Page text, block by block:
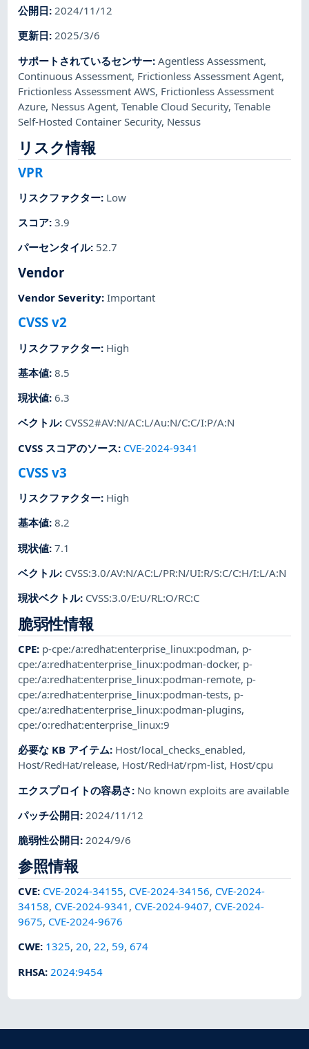
公開日:2024/11/12
更新日:2025/3/6
サポートされているセンサー:Agentless Assessment,
Continuous Assessment, Frictionless Assessment Agent,
Frictionless Assessment AWS, Frictionless Assessment
Azure, Nessus Agent,Tenable Cloud Security,Tenable
Self-Hosted Container Security, Nessus
リスク情報
VPR
リスクファクター: Low
スコア:3.9
パーセンタイル: 52.7
Vendor
Vendor Severity:Important
CVSS v2
リスクファクター: High
基本値:8.5
現状値:6.3
ベクトル: CVSS2#AV:N/AC:L/Au:N/C:C/I:P/A:N
CVSS スコアのソース: CVE-2024-9341
CVSS v3
リスクファクター: High
基本値:8.2
現状値:7.1
ベクトル: CVSS:3.0/AV:N/AC:L/PR:N/UI:R/S:C/C:H/I:L/A:N
現状ベクトル: CVSS:3.0/E:U/RL:O/RC:C
脆弱性情報
CPE: p-cpe:/a:redhat:enterprise_linux:podman, p-
cpe:/a:redhat:enterprise_linux:podman-docker, p-
cpe:/a:redhat:enterprise_linux:podman-remote, p-
cpe:/a:redhat:enterprise_linux:podman-tests, p-
cpe:/a:redhat:enterprise_linux:podman-plugins,
cpe:/o:redhat:enterprise_linux:9
必要な KB アイテム: Host/local_checks_enabled,
Host/RedHat/release, Host/RedHat/rpm-list, Host/cpu
エクスプロイトの容易さ: No known exploits are available
パッチ公開日: 2024/11/12
脆弱性公開日:2024/9/6
参照情報
CVE: CVE-2024-34155, CVE-2024-34156, CVE-2024-
34158, CVE-2024-9341 , CVE-2024-9407, CVE-2024-
9675, CVE-2024-9676
CWE: 1325,20,22, 59,674
RHSA: 2024:9454